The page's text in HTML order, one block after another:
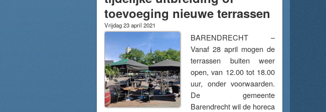
toevoeging nieuwe terrassen
Vrijdag 23 april 2021
BARENDRECHT –
Vanaf 28 april mogen de
terrassen buiten weer
open, van 12.00 tot 18.00
uur, onder voorwaarden.
De gemeente
Barendrecht wil de horeca